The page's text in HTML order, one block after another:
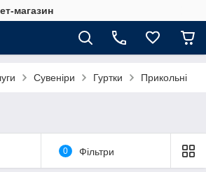
магазин
Сувеніри Гуртки Прикольні
0 Фільтри